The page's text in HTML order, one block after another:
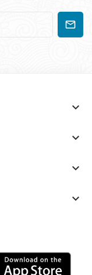



